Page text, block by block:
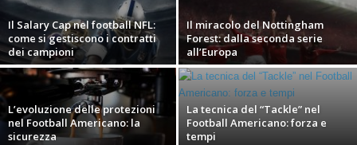
Il Salary Cap nel football NFL:
come si gestiscono i contratti
dei campioni
Il miracolo del Nottingham
Forest: dalla seconda serie
all’Europa
L’evoluzione delle protezioni
nel Football Americano: la
sicurezza
La tecnica del “Tackle” nel
Football Americano: forza e
tempi